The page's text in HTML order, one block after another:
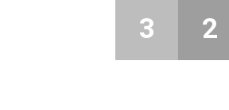
3 2